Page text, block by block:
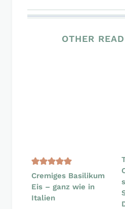
OTHER
Cremiges Basilikum
Eis – ganz wie in
Italien